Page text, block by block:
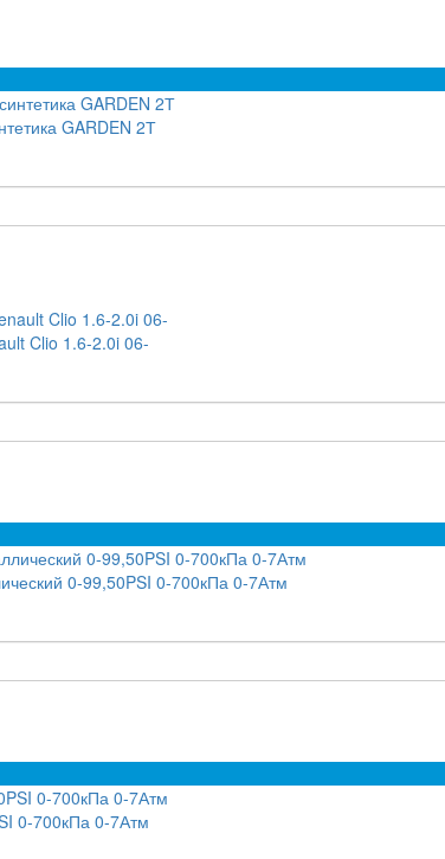
GARDEN 2Т
Clio 1.6-2.0i 06-
0-99,50PSI 0-700кПа 0-7Атм
0-700кПа 0-7Атм